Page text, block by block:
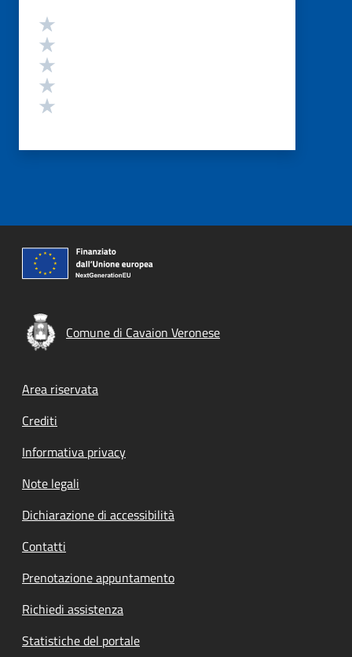
Valutazione
Comune di Cavaion Veronese
Footer menu
Area riservata
Crediti
Informativa privacy
Note legali
Dichiarazione di accessibilità
Contatti
Prenotazione appuntamento
Richiedi assistenza
Statistiche del portale